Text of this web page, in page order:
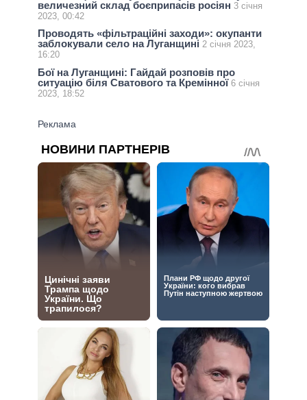
величезний склад боєприпасів росіян 3 січня
2023, 00:42
Проводять «фільтраційні заходи»: окупанти
заблокували село на Луганщині 2 січня 2023,
16:20
Бої на Луганщині: Гайдай розповів про
ситуацію біля Сватового та Кремінної 6 січня
2023, 18:52